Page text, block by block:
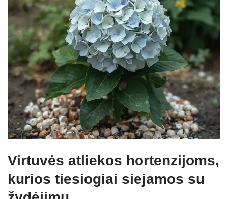
Virtuvės atliekos hortenzijoms,
kurios tiesiogiai siejamos su